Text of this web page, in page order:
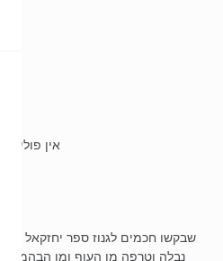
אין פולין
שבקשו חכמים לגנוז ספר יחזקאל
נבלה וטרפה מן העוף ומן הבהמה